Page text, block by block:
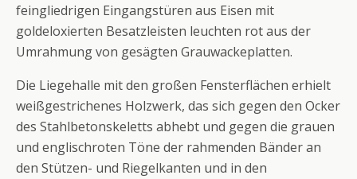
feingliedrigen Eingangstüren aus Eisen mit
goldeloxierten Besatzleisten leuchten rot aus der
Umrahmung von gesägten Grauwackeplatten.
Die Liegehalle mit den großen Fensterflächen erhielt
weißgestrichenes Holzwerk, das sich gegen den Ocker
des Stahlbetonskeletts abhebt und gegen die grauen
und englischroten Töne der rahmenden Bänder an
den Stützen- und Riegelkanten und in den